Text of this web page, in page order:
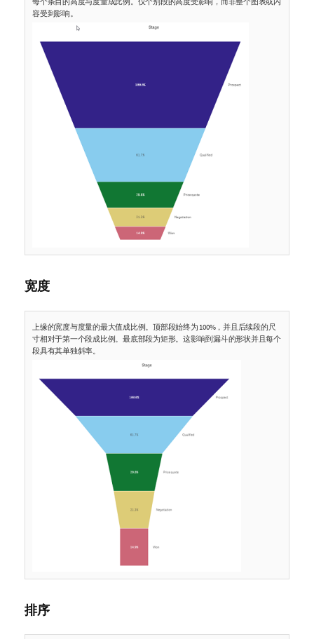
容受到影响。
宽度
上缘的宽度与度量的最大值成比例。顶部段始终为 100%，并且后续段的尺
寸相对于第一个段成比例。最底部段为矩形。这影响到漏斗的形状并且每个
段具有其单独斜率。
排序